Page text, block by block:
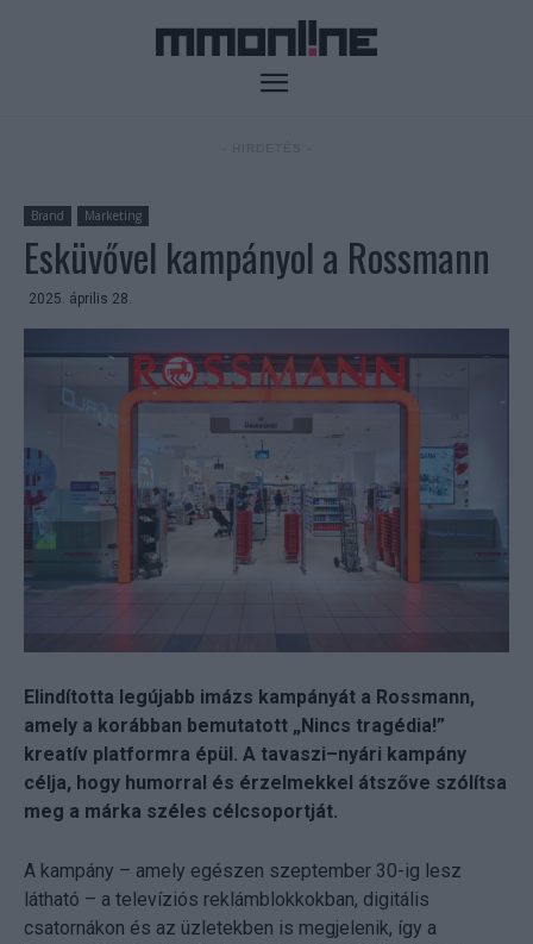
Brand Marketing
Esküvővel kampányol a Rossmann
2025. április 28.
Elindította legújabb imázs kampányát a Rossmann,
amely a korábban bemutatott „Nincs tragédia!”
kreatív platformra épül. A tavaszi–nyári kampány
célja, hogy humorral és érzelmekkel átszőve szólítsa
meg a márka széles célcsoportját.
A kampány – amely egészen szeptember 30-ig lesz
látható – a televíziós reklámblokkokban, digitális
csatornákon és az üzletekben is megjelenik, így a